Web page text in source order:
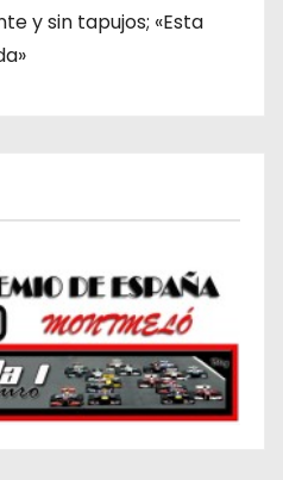
y sin tapujos; «Esta